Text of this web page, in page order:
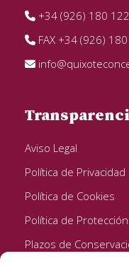
+34 (926) 180 122
FAX +34 (926)
Aviso Legal
Política de Privacidad
Política de Cookies
Política de
Plazos de